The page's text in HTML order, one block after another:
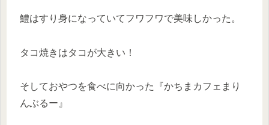
鱧はすり身になっていてフワフワで美味しかった。
タコ焼きはタコが大きい！
そしておやつを食べに向かった『かちまカフェまり
んぶるー』